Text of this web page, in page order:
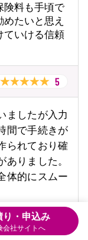
険料も手頃で
たいと思え
ていける信頼
5
ましたが入力
間で手続きが
られており確
りました。
体的にスムー
り・申込み
会社サイトへ